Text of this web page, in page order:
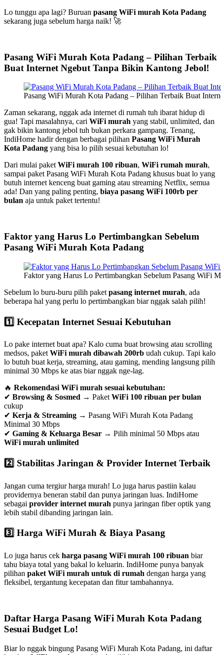
Lo tunggu apa lagi? Buruan pasang WiFi murah Kota Padang
sekarang juga sebelum harga naik! 🚀
Pasang WiFi Murah Kota Padang – Pilihan Terbaik
Buat Internet Ngebut Tanpa Bikin Kantong Jebol!
Pasang WiFi Murah Kota Padang – Pilihan Terbaik Buat
Zaman sekarang, nggak ada internet di rumah tuh ibarat hidup di
gua! Tapi masalahnya, cari WiFi murah yang stabil, unlimited, dan
gak bikin kantong jebol tuh bukan perkara gampang. Tenang,
IndiHome hadir dengan berbagai pilihan Pasang WiFi Murah
Kota Padang yang bisa lo pilih sesuai kebutuhan lo!
Dari mulai paketWiFi murah 100 ribuan, WiFi rumah murah,
sampai paket Pasang WiFi Murah Kota Padang khusus buat lo yang
butuh internet kenceng buat gaming atau streaming Netflix, semua
ada! Dan yang paling penting, biaya pasang WiFi 100rb per
bulan aja untuk paket tertentu!
Faktor yang Harus Lo Pertimbangkan Sebelum
Pasang WiFi Murah Kota Padang
Faktor yang Harus Lo Pertimbangkan Sebelum Pasang WiFi
Sebelum lo buru-buru pilih paket pasang internet murah, ada
beberapa hal yang perlu lo pertimbangkan biar nggak salah pilih!
1️⃣ Kecepatan Internet Sesuai Kebutuhan
Lo pake internet buat apa? Kalo cuma buat browsing atau scrolling
medsos, paket WiFi murah dibawah 200rb udah cukup. Tapi kalo
lo butuh buat kerja, streaming, atau gaming, mending langsung pilih
minimal 30 Mbps ke atas biar nggak nge-lag.
🔥 Rekomendasi WiFi murah sesuai kebutuhan:
✔ Browsing & Sosmed → Paket WiFi 100 ribuan per bulan
cukup
✔ Kerja & Streaming → Pasang WiFi Murah Kota Padang
Minimal 30 Mbps
✔ Gaming & Keluarga Besar → Pilih minimal 50 Mbps atau
WiFi murah unlimited
2️⃣ Stabilitas Jaringan & Provider Internet Terbaik
Jangan cuma tergiur harga murah! Lo juga harus pastiin kalau
providernya beneran stabil dan punya jaringan luas. IndiHome
sebagai provider internet murah punya jaringan fiber optik yang
lebih stabil dibanding jaringan lain.
3️⃣ Harga WiFi Murah & Biaya Pasang
Lo juga harus cek harga pasang WiFi murah 100 ribuan biar
tahu biaya total yang bakal lo keluarin. IndiHome punya banyak
pilihan paket WiFi murah untuk di rumah dengan harga yang
fleksibel, tergantung kecepatan dan fitur tambahannya.
Daftar Harga Pasang WiFi Murah Kota Padang
Sesuai Budget Lo!
Biar lo nggak bingung Pasang WiFi Murah Kota Padang, ini daftar